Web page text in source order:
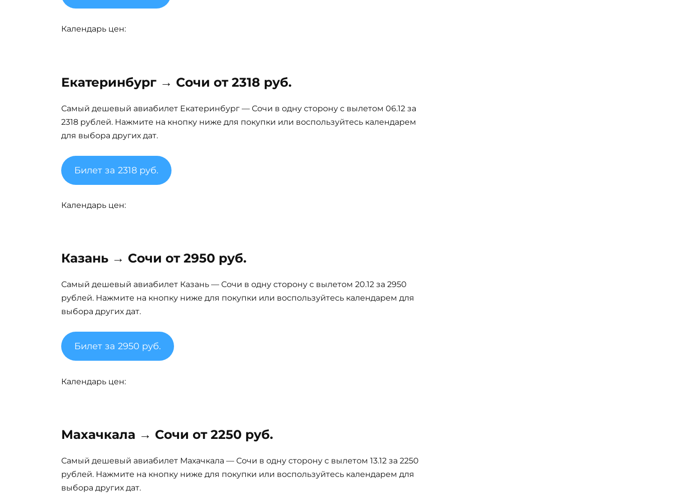
Календарь цен:
Екатеринбург → Сочи от 2318 руб.
Самый дешевый авиабилет Екатеринбург — Сочи в одну сторону с вылетом 06.12 за
2318 рублей. Нажмите на кнопку ниже для покупки или воспользуйтесь календарем
для выбора других дат.
Билет за 2318 руб.
Календарь цен:
Казань → Сочи от 2950 руб.
Самый дешевый авиабилет Казань — Сочи в одну сторону с вылетом 20.12 за 2950
рублей. Нажмите на кнопку ниже для покупки или воспользуйтесь календарем для
выбора других дат.
Билет за 2950 руб.
Календарь цен:
Махачкала → Сочи от 2250 руб.
Самый дешевый авиабилет Махачкала — Сочи в одну сторону с вылетом 13.12 за 2250
рублей. Нажмите на кнопку ниже для покупки или воспользуйтесь календарем для
выбора других дат.